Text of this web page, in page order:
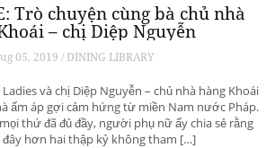
Trò chuyện cùng bà chủ nhà
– chị Diệp Nguyễn
05, 2019 / DINING LIBRARY
Ladies và chị Diệp Nguyễn – chủ nhà hàng Khoái
ấm áp gợi cảm hứng từ miền Nam nước Pháp.
thứ đã đủ đầy, người phụ nữ ấy chia sẻ rằng
đây hơn hai thập kỷ không tham […]